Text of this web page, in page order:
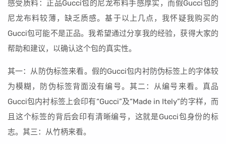
感受质料：正品Gucci包的尼龙布料手感厚实，而假Gucci包的
尼龙布料较薄，缺乏质感。基于以上几点，我怀疑我购买的
Gucci包可能不是正品。我希望通过分享我的经验，获得大家的
帮助和建议，以确认这个包的真实性。
其一：从防伪标签来看。假的Gucci包内衬防伪标签上的字体较
为模糊，防伪标签背面没有编号。其二：从编号来看。真品
Gucci包内衬标签上会印有“Gucci”及“Made in Itely”的字样，而
且这个标签的背后会印有清晰编号，这就是Gucci包身份的标
志。其三：从竹柄来看。